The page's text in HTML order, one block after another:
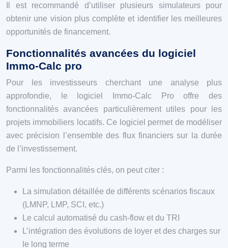
Il est recommandé d’utiliser plusieurs simulateurs pour
obtenir une vision plus complète et identifier les meilleures
opportunités de financement.
Fonctionnalités avancées du logiciel
Immo-Calc pro
Pour les investisseurs cherchant une analyse plus
approfondie, le logiciel Immo-Calc Pro offre des
fonctionnalités avancées particulièrement utiles pour les
projets immobiliers locatifs. Ce logiciel permet de modéliser
avec précision l’ensemble des flux financiers sur la durée
de l’investissement.
Parmi les fonctionnalités clés, on peut citer :
La simulation détaillée de différents scénarios fiscaux
(LMNP, LMP, SCI, etc.)
Le calcul automatisé du cash-flow et du TRI
L’intégration des évolutions de loyer et des charges sur
le long terme